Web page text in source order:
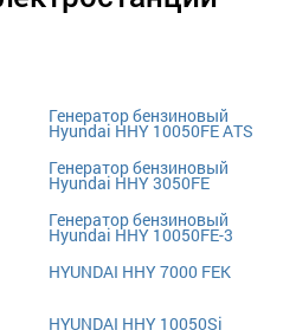
Генератор бензиновый
Hyundai HHY 10050FE ATS
Генератор бензиновый
Hyundai HHY 3050FE
Генератор бензиновый
Hyundai HHY 10050FE-3
HYUNDAI HHY 7000 FEK
HYUNDAI HHY 10050Si